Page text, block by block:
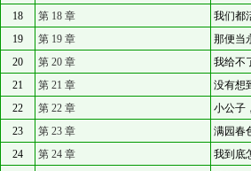
18
第 18 章
我们都
19
第 19 章
那便当
20
第 20 章
我给不
21
第 21 章
没有想
22
第 22 章
小公子
23
第 23 章
满园春
24
第 24 章
我到底